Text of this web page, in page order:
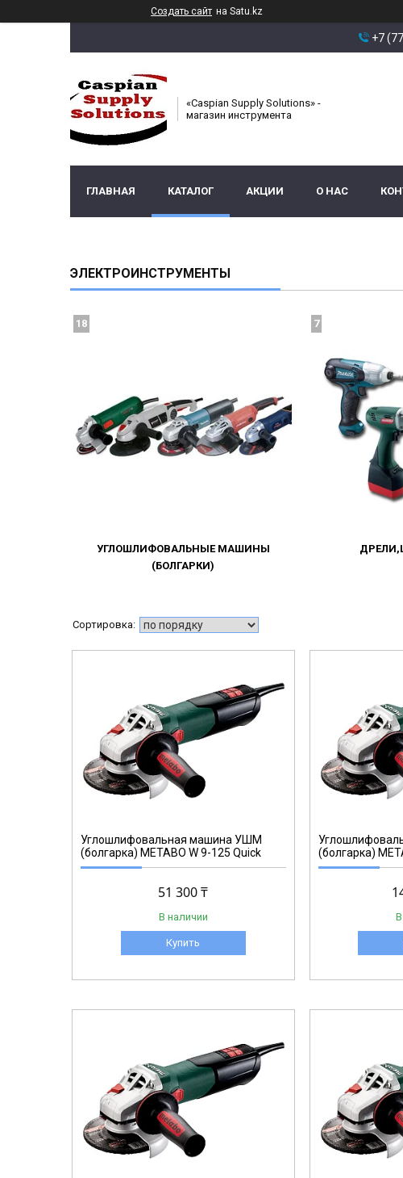
Создать сайт на Satu.kz
+7
«Caspian Supply Solutions» -
магазин инструмента
ГЛАВНАЯ КАТАЛОГ АКЦИИ О НАС
ЭЛЕКТРОИНСТРУМЕНТЫ
УГЛОШЛИФОВАЛЬНЫЕ МАШИНЫ
(БОЛГАРКИ)
18 7
Углошлифовальная машина УШМ
(болгарка) METABO W 9-125 Quick
51 300 ₸
В наличии
Купить
600388
(болгарка)
600414